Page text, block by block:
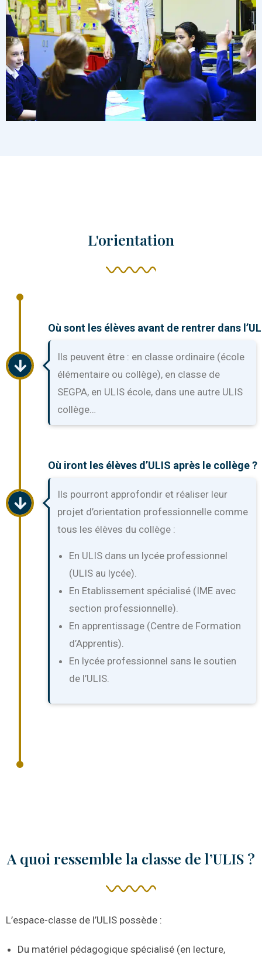
L'orientation
Où sont les élèves avant de rentrer dans
Ils peuvent être : en classe ordinaire (école
élémentaire ou collège), en classe de
SEGPA, en ULIS école, dans une autre ULIS
collège…
Où iront les élèves d’ULIS après le collège ?
Ils pourront approfondir et réaliser leur
projet d’orientation professionnelle comme
tous les élèves du collège :
En ULIS dans un lycée professionnel
(ULIS au lycée).
En Etablissement spécialisé (IME avec
section professionnelle).
En apprentissage (Centre de Formation
d’Apprentis).
En lycée professionnel sans le soutien
de l’ULIS.
A quoi ressemble la classe de l’ULIS ?
L’espace-classe de l’ULIS possède :
Du matériel pédagogique spécialisé (en lecture,